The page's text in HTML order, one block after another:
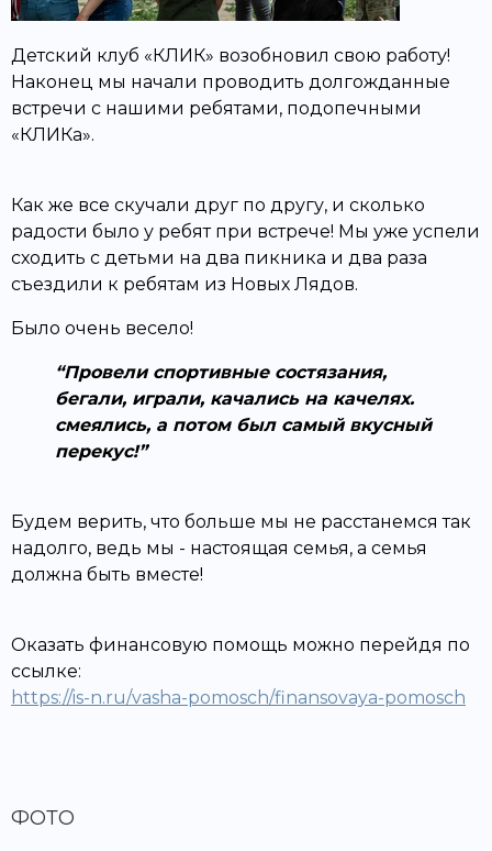
Детский клуб «КЛИК» возобновил свою работу!
Наконец мы начали проводить долгожданные
встречи с нашими ребятами, подопечными
«КЛИКа».
Как же все скучали друг по другу, и сколько
радости было у ребят при встрече! Мы уже успели
сходить с детьми на два пикника и два раза
съездили к ребятам из Новых Лядов.
Было очень весело!
Провели спортивные состязания,
бегали, играли, качались на качелях.
смеялись, а потом был самый вкусный
перекус!
Будем верить, что больше мы не расстанемся так
надолго, ведь мы - настоящая семья, а семья
должна быть вместе!
Оказать финансовую помощь можно перейдя по
ссылке:
https://is-n.ru/vasha-pomosch/finansovaya-pomosch
ФОТО